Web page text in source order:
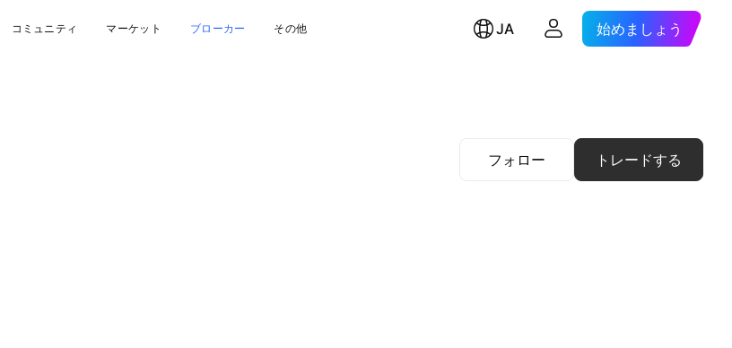
コミュニティ マーケット ブローカー その他 JA 始めましょう
トレードする
フォロー